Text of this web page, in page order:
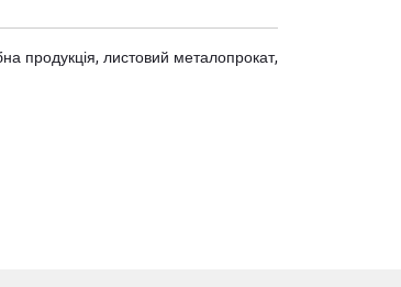
продукція, листовий металопрокат,